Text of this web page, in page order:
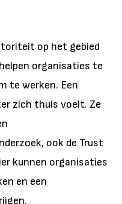
op het gebied
organisaties te
te werken. Een
zich thuis voelt. Ze
ook de Trust
kunnen organisaties
en een